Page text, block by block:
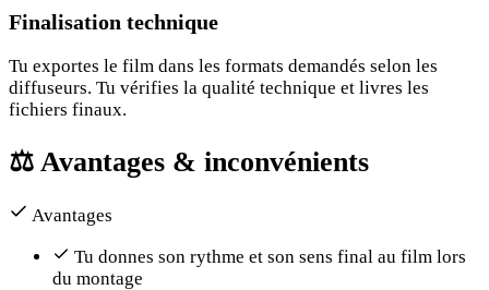
Finalisation technique
Tu exportes le film dans les formats demandés selon les
diffuseurs. Tu vérifies la qualité technique et livres les
fichiers finaux.
⚖️ Avantages & inconvénients
Avantages
Tu donnes son rythme et son sens final au film lors
du montage